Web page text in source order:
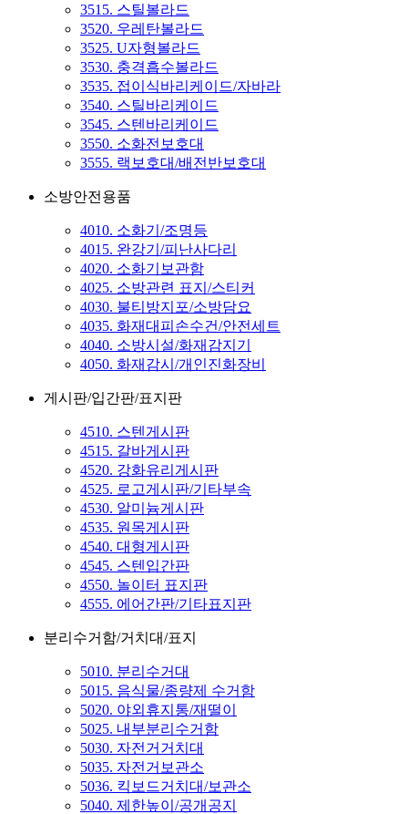
3515. 스틸볼라드
3520. 우레탄볼라드
3525. U자형볼라드
3530. 충격흡수볼라드
3535. 접이식바리케이드/자바라
3540. 스틸바리케이드
3545. 스텐바리케이드
3550. 소화전보호대
3555. 랙보호대/배전반보호대
소방안전용품
4010. 소화기/조명등
4015. 완강기/피난사다리
4020. 소화기보관함
4025. 소방관련 표지/스티커
4030. 불티방지포/소방담요
4035. 화재대피손수건/안전세트
4040. 소방시설/화재감지기
4050. 화재감시/개인진화장비
게시판/입간판/표지판
4510. 스텐게시판
4515. 갈바게시판
4520. 강화유리게시판
4525. 로고게시판/기타부속
4530. 알미늄게시판
4535. 원목게시판
4540. 대형게시판
4545. 스텐입간판
4550. 놀이터 표지판
4555. 에어간판/기타표지판
분리수거함/거치대/표지
5010. 분리수거대
5015. 음식물/종량제 수거함
5020. 야외휴지통/재떨이
5025. 내부분리수거함
5030. 자전거거치대
5035. 자전거보관소
5036. 킥보드거치대/보관소
5040. 제한높이/공개공지